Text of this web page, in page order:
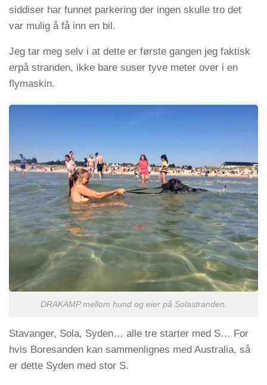
siddiser har funnet parkering der ingen skulle tro det
var mulig å få inn en bil.
Jeg tar meg selv i at dette er første gangen jeg faktisk
erpå stranden, ikke bare suser tyve meter over i en
flymaskin.
DRAKAMP mellom hund og eier på Solastranden.
Stavanger, Sola, Syden… alle tre starter med S… For
hvis Boresanden kan sammenlignes med Australia, så
er dette Syden med stor S.